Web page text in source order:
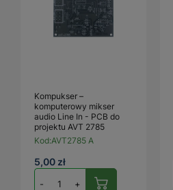
Kompukser –
komputerowy mikser
audio Line In - PCB do
projektu AVT 2785
Kod:AVT2785 A
5,00 zł
- +